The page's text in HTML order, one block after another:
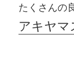
たくさんの
アキヤ